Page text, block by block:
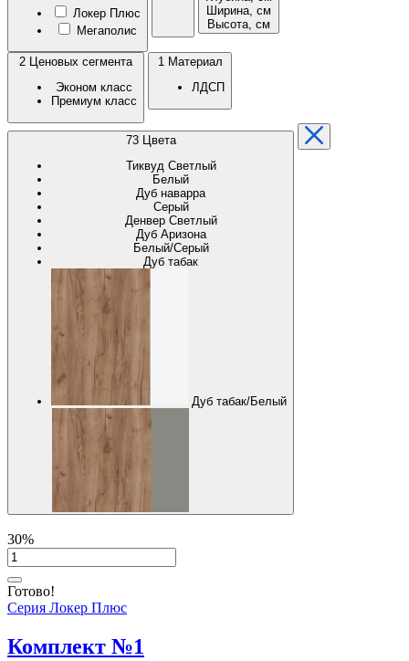
Локер Плюс
Мегаполис
Ширина, см
Высота, см
2 Ценовых сегмента
Эконом класс
Премиум класс
1 Материал
ЛДСП
73 Цвета
Тиквуд Светлый
Белый
Дуб наварра
Серый
Денвер Светлый
Дуб Аризона
Белый/Серый
Дуб табак
Дуб табак/Белый
Тиквуд Светлый/Белый
Дуб Наварра/Зеленый
Дуб Наварра/Оранжевый
Дуб Наварра/Денвер Светлый
30%
Готово!
Серия Локер Плюс
Комплект №1